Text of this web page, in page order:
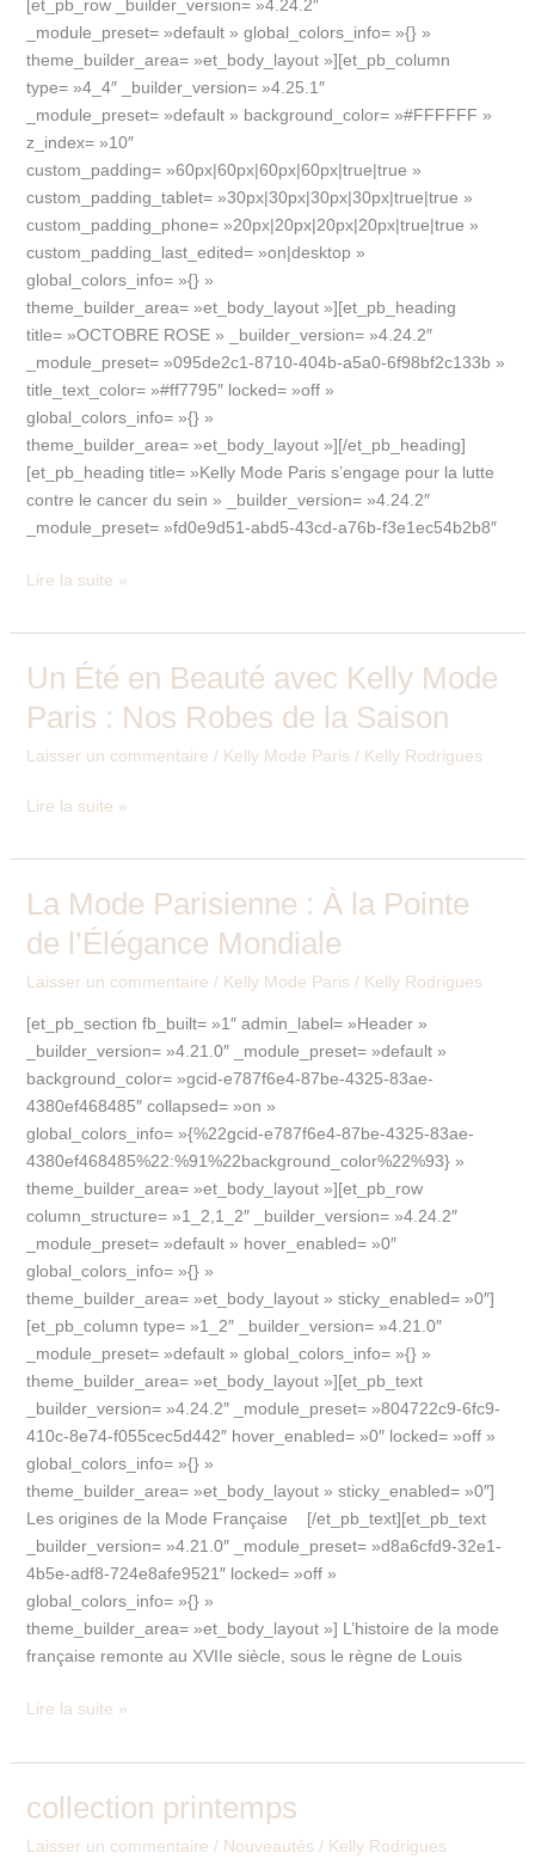
[et_pb_row _builder_version= »4.24.2″
_module_preset= »default » global_colors_info= »{} »
theme_builder_area= »et_body_layout »][et_pb_column
type= »4_4″ _builder_version= »4.25.1″
_module_preset= »default » background_color= »#FFFFFF »
z_index= »10″
custom_padding= »60px|60px|60px|60px|true|true »
custom_padding_tablet= »30px|30px|30px|30px|true|true »
custom_padding_phone= »20px|20px|20px|20px|true|true »
custom_padding_last_edited= »on|desktop »
global_colors_info= »{} »
theme_builder_area= »et_body_layout »][et_pb_heading
title= »OCTOBRE ROSE » _builder_version= »4.24.2″
_module_preset= »095de2c1-8710-404b-a5a0-6f98bf2c133b »
title_text_color= »#ff7795″ locked= »off »
global_colors_info= »{} »
theme_builder_area= »et_body_layout »][/et_pb_heading]
[et_pb_heading title= »Kelly Mode Paris s’engage pour la lutte
contre le cancer du sein » _builder_version= »4.24.2″
_module_preset= »fd0e9d51-abd5-43cd-a76b-f3e1ec54b2b8″
Lire la suite »
Un Été en Beauté avec Kelly Mode
Paris : Nos Robes de la Saison
Laisser un commentaire / Kelly Mode Paris / Kelly Rodrigues
Un
en
Beauté
Kelly
Paris
:
Nos
Robes
de
Saison
Lire la suite »
La Mode Parisienne : À la Pointe
de l’Élégance Mondiale
Laisser un commentaire / Kelly Mode Paris / Kelly Rodrigues
[et_pb_section fb_built= »1″ admin_label= »Header »
_builder_version= »4.21.0″ _module_preset= »default »
background_color= »gcid-e787f6e4-87be-4325-83ae-
4380ef468485″ collapsed= »on »
global_colors_info= »{%22gcid-e787f6e4-87be-4325-83ae-
4380ef468485%22:%91%22background_color%22%93} »
theme_builder_area= »et_body_layout »][et_pb_row
column_structure= »1_2,1_2″ _builder_version= »4.24.2″
_module_preset= »default » hover_enabled= »0″
global_colors_info= »{} »
theme_builder_area= »et_body_layout » sticky_enabled= »0″]
[et_pb_column type= »1_2″ _builder_version= »4.21.0″
_module_preset= »default » global_colors_info= »{} »
theme_builder_area= »et_body_layout »][et_pb_text
_builder_version= »4.24.2″ _module_preset= »804722c9-6fc9-
410c-8e74-f055cec5d442″ hover_enabled= »0″ locked= »off »
global_colors_info= »{} »
theme_builder_area= »et_body_layout » sticky_enabled= »0″]
Les origines de la Mode Française [/et_pb_text][et_pb_text
_builder_version= »4.21.0″ _module_preset= »d8a6cfd9-32e1-
4b5e-adf8-724e8afe9521″ locked= »off »
global_colors_info= »{} »
theme_builder_area= »et_body_layout »] L’histoire de la mode
française remonte au XVIIe siècle, sous le règne de Louis
La
Parisienne
:
la
Pointe
de
l’Élégance
Mondiale
Lire la suite »
collection printemps
Laisser un commentaire / Nouveautés / Kelly Rodrigues
collection